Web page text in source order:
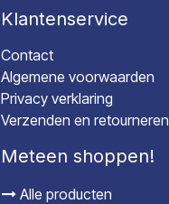
Klantenservice
Contact
Algemene voorwaarden
Privacy verklaring
Verzenden en retourneren
Meteen shoppen!
Alle producten